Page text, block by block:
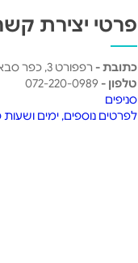
פרטי יצירת
כתובת - רפפורט 3, כפר סבא, ישראל
טלפון -072-220-0989
סניפים
לפרטים נוספים, ימים ושעות